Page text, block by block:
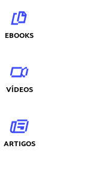
EBOOKS
VÍDEOS
ARTIGOS